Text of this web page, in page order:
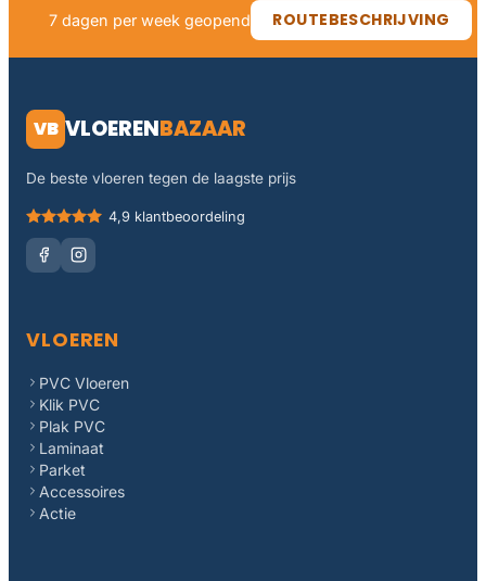
7 dagen per week geopend ROUTEBESCHRIJVING
VB VLOERENBAZAAR
De beste vloeren tegen de laagste prijs
4,9 klantbeoordeling
VLOEREN
PVC Vloeren
Klik PVC
Plak PVC
Laminaat
Parket
Accessoires
Actie